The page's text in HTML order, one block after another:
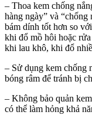
– Thoa kem chống
hàng ngày” và
bám dính tốt hơn so
khi đổ mồ hôi hoặc
khi lau khô, khi đổ
– Sử dụng kem chống
bóng râm để tránh bị
– Không bảo quản
có thể làm hỏng khả